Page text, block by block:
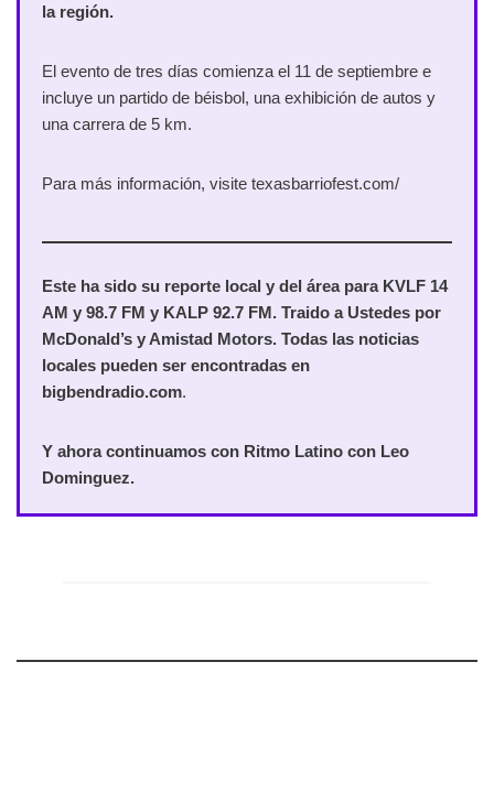
la región.
El evento de tres días comienza el 11 de septiembre e
incluye un partido de béisbol, una exhibición de autos y
una carrera de 5 km.
Para más información, visite texasbarriofest.com/
Este ha sido su reporte local y del área para KVLF 14
AM y 98.7 FM y KALP 92.7 FM. Traido a Ustedes por
McDonald’s y Amistad Motors. Todas las noticias
locales pueden ser encontradas en
bigbendradio.com.
Y ahora continuamos con Ritmo Latino con Leo
Dominguez.